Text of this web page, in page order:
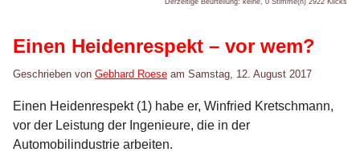
Einen Heidenrespekt – vor wem?
Geschrieben von Gebhard Roese am Samstag, 12. August 2017
Einen Heidenrespekt (1) habe er, Winfried Kretschmann,
vor der Leistung der Ingenieure, die in der
Automobilindustrie arbeiten.